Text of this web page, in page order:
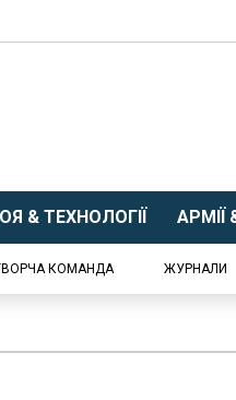
& ТЕХНОЛОГІЇ АРМІЇ
КОМАНДА ЖУРНАЛИ